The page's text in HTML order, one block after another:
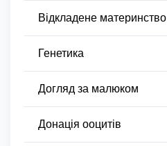
Відкладене материнство
Генетика
Догляд за малюком
Донація ооцитів